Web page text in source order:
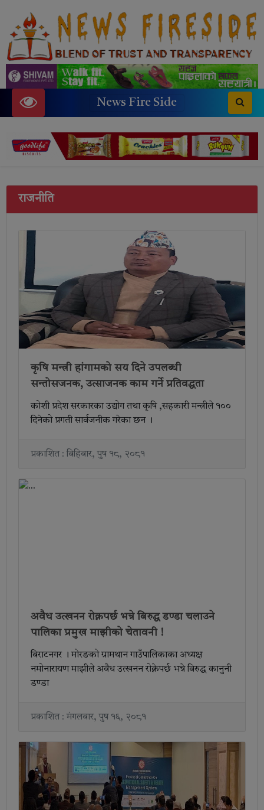
News Fire Side
राजनीति
कृषि मन्त्री हांगामको सय दिने उपलब्धी
सन्तोसजनक, उत्साजनक काम गर्ने प्रतिवद्धता
कोशी प्रदेश सरकारका उद्योग तथा कृषि ,सहकारी मन्त्रीले १००
दिनेको प्रगती सार्वजनीक गरेका छन ।
प्रकाशित : बिहिबार, पुष १८, २०८१
अवैध उत्खनन रोक्नपर्छ भन्ने बिरुद्ध डण्डा चलाउने
पालिका प्रमुख माझीको चेतावनी !
बिराटनगर । मोरङको ग्रामथान गाउँपालिकाका अध्यक्ष
नमोनारायण माझीले अवैध उत्खनन रोक्नेपर्छ भन्ने बिरुद्ध कानुनी
डण्डा
प्रकाशित : मंगलबार, पुष १६, २०८१